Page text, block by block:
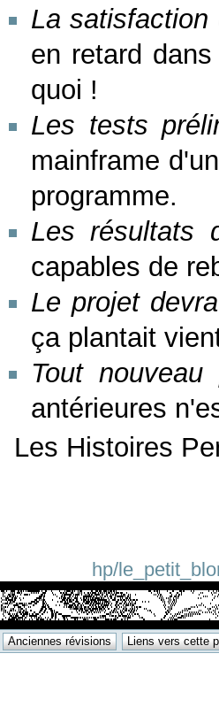
La
en retard
quoi !
Les tests
mainframe
programme.
Les résultats
capables de
Le projet
ça plantait
Tout nouveau
antérieures
Les Histoires
hp/